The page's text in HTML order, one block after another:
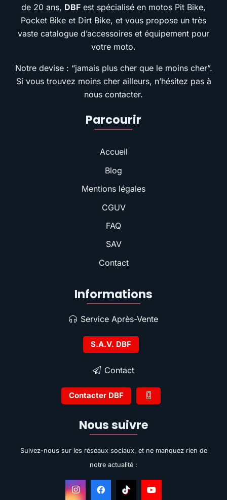
de 20 ans, DBF est spécialisé en motos Pit Bike,
Pocket Bike et Dirt Bike, et vous propose un très
vaste catalogue d’accessoires et équipement pour
votre moto.
Notre devise : “jamais plus cher que le moins cher”.
Si vous trouvez moins cher ailleurs, n’hésitez pas à
nous contacter.
Parcourir
Accueil
Blog
Mentions légales
CGUV
FAQ
SAV
Contact
Informations
Service Après-Vente
S.A.V. DBF
Contact
Contacter DBF
Nous suivre
Suivez-nous sur les réseaux sociaux, et ne manquez rien de
notre actualité :